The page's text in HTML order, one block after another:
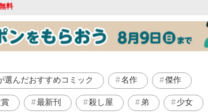
料
選んだおすすめコミック 名作 傑作
最新刊 殺し屋 弟 少女